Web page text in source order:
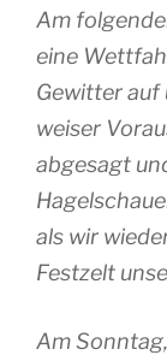
Am
eine
Gewitter
weiser
abgesagt
als wir
Festzelt
Am